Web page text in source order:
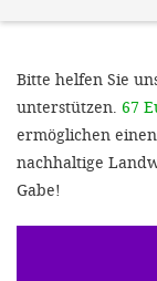
Bitte helfen Sie
unterstützen. 67
ermöglichen
nachhaltige
Gabe!